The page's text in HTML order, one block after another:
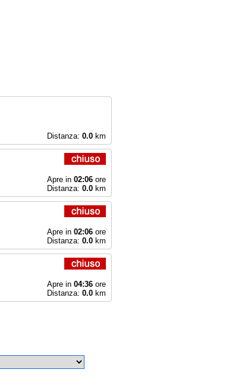
Distanza: 0.0km
Apre in 02:06ore
Distanza: 0.0km
Apre in 02:06ore
Distanza: 0.0km
Apre in 04:36ore
Distanza: 0.0km